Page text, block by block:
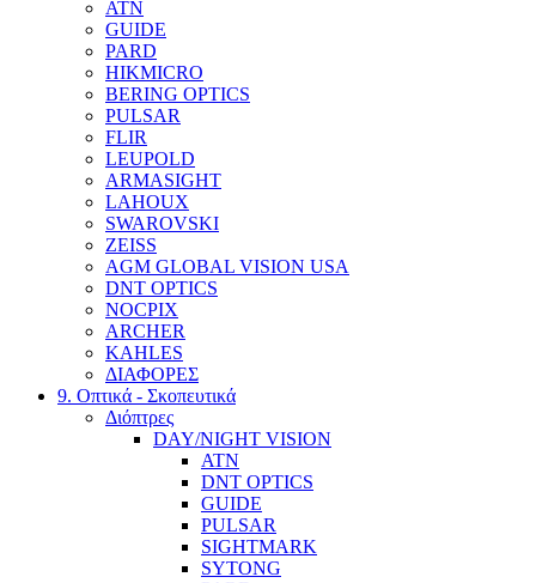
ATN
GUIDE
PARD
HIKMICRO
BERING OPTICS
PULSAR
FLIR
LEUPOLD
ARMASIGHT
LAHOUX
SWAROVSKI
ZEISS
AGM GLOBAL VISION USA
DNT OPTICS
NOCPIX
ARCHER
KAHLES
ΔΙΑΦΟΡΕΣ
9. Οπτικά - Σκοπευτικά
Διόπτρες
DAY/NIGHT VISION
ATN
DNT OPTICS
GUIDE
PULSAR
SIGHTMARK
SYTONG